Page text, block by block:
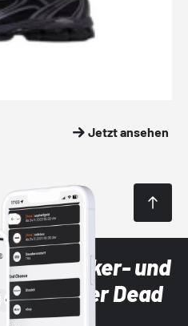
Jetzt ansehen
Sneaker- und
mit der Dead